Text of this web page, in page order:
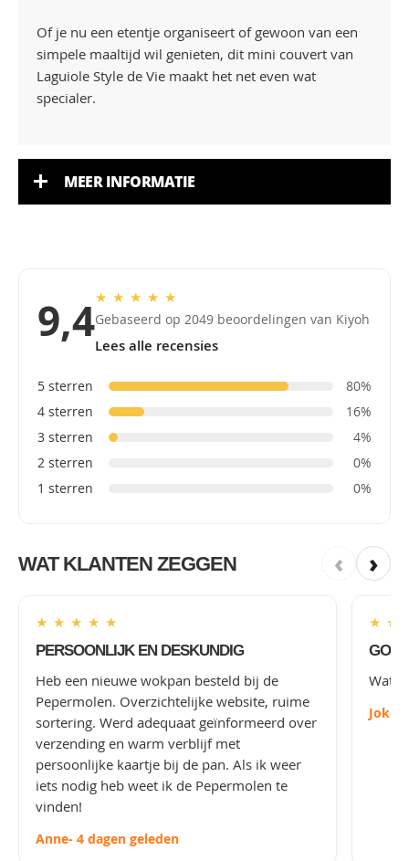
Of je nu een etentje organiseert of gewoon van een
simpele maaltijd wil genieten, dit mini couvert van
Laguiole Style de Vie maakt het net even wat
specialer.
MEER INFORMATIE
9,4★ ★ ★ ★ ★
Gebaseerd op 2049 beoordelingen van Kiyoh
Lees alle recensies
5 sterren
80%
4 sterren
16%
3 sterren
4%
2 sterren
0%
1 sterren
0%
WAT KLANTEN ZEGGEN ‹ ›
★ ★ ★ ★ ★
PERSOONLIJK EN DESKUNDIG
Heb een nieuwe wokpan besteld bij de
Pepermolen. Overzichtelijke website, ruime
sortering. Werd adequaat geïnformeerd over
verzending en warm verblijf met
persoonlijke kaartje bij de pan. Als ik weer
iets nodig heb weet ik de Pepermolen te
vinden!
Anne- 4 dagen geleden
★ ★
Wat
Joke